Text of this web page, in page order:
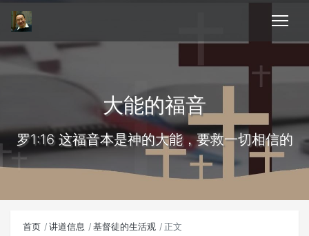
大能的福音
罗1:16 这福音本是神的大能，要救一切相信的
首页 讲道信息 基督徒的生活观 正文